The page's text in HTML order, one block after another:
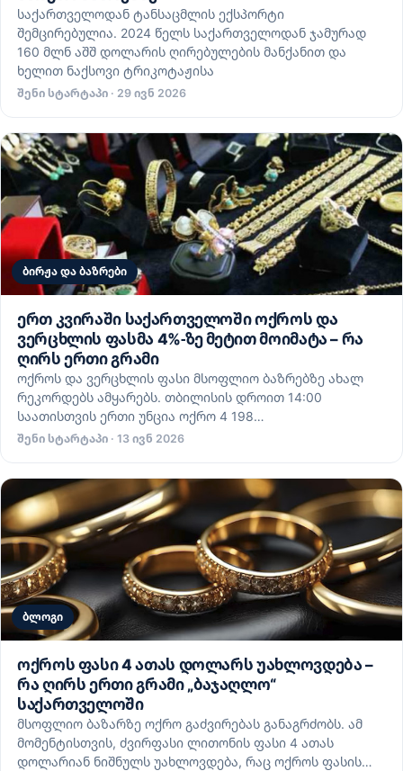
საქართველოდან ტანსაცმლის ექსპორტი
შემცირებულია. 2024 წელს საქართველოდან ჯამურად
160 მლნ აშშ დოლარის ღირებულების მანქანით და
ხელით ნაქსოვი ტრიკოტაჟისა
შენი სტარტაპი · 29 ივნ 2026
ბირჟა და ბაზრები
ერთ კვირაში საქართველოში ოქროს და
ვერცხლის ფასმა 4%-ზე მეტით მოიმატა – რა
ღირს ერთი გრამი
ოქროს და ვერცხლის ფასი მსოფლიო ბაზრებზე ახალ
რეკორდებს ამყარებს. თბილისის დროით 14:00
საათისთვის ერთი უნცია ოქრო 4 198…
შენი სტარტაპი · 13 ივნ 2026
ბლოგი
ოქროს ფასი 4 ათას დოლარს უახლოვდება –
რა ღირს ერთი გრამი „ბაჯაღლო“
საქართველოში
მსოფლიო ბაზარზე ოქრო გაძვირებას განაგრძობს. ამ
მომენტისთვის, ძვირფასი ლითონის ფასი 4 ათას
დოლარიან ნიშნულს უახლოვდება, რაც ოქროს ფასის…